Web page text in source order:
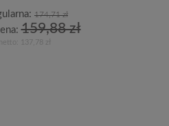
174,71 zł
159,88 zł
137,78 zł